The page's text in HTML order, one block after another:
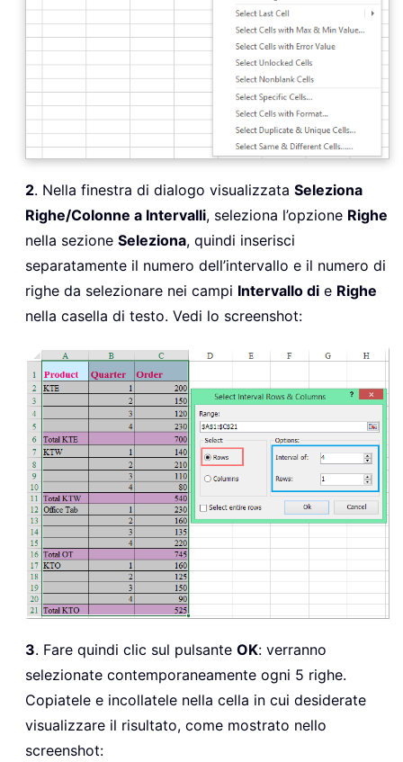
2. Nella finestra di dialogo visualizzata Seleziona
Righe/Colonne a Intervalli, seleziona l’opzione Righe
nella sezione Seleziona, quindi inserisci
separatamente il numero dell’intervallo e il numero di
righe da selezionare nei campi Intervallo di e Righe
nella casella di testo. Vedi lo screenshot:
3. Fare quindi clic sul pulsante OK: verranno
selezionate contemporaneamente ogni 5 righe.
Copiatele e incollatele nella cella in cui desiderate
visualizzare il risultato, come mostrato nello
screenshot: